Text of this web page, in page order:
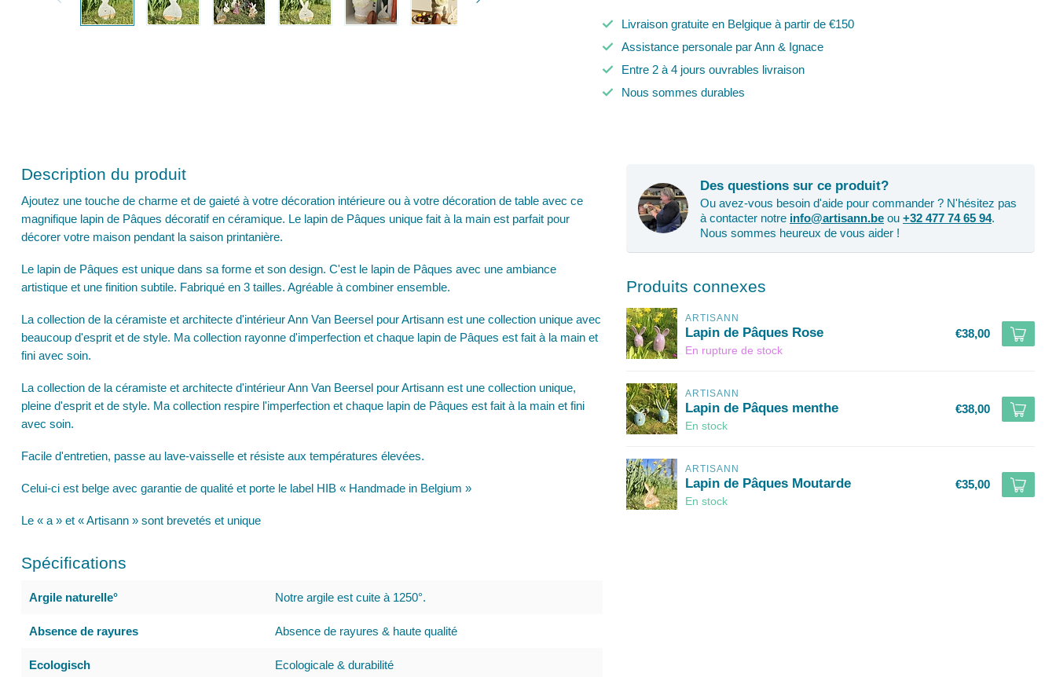
Livraison gratuite en Belgique à partir de €150
Assistance personale par Ann & Ignace
Entre 2 à 4 jours ouvrables livraison
Nous sommes durables
Description du produit
Ajoutez une touche de charme et de gaieté à votre décoration intérieure ou à votre décoration de table avec ce
magnifique lapin de Pâques décoratif en céramique. Le lapin de Pâques unique fait à la main est parfait pour
décorer votre maison pendant la saison printanière.
Le lapin de Pâques est unique dans sa forme et son design. C'est le lapin de Pâques avec une ambiance
artistique et une finition subtile. Fabriqué en 3 tailles. Agréable à combiner ensemble.
La collection de la céramiste et architecte d'intérieur Ann Van Beersel pour Artisann est une collection unique avec
beaucoup d'esprit et de style. Ma collection rayonne d'imperfection et chaque lapin de Pâques est fait à la main et
fini avec soin.
La collection de la céramiste et architecte d'intérieur Ann Van Beersel pour Artisann est une collection unique,
pleine d'esprit et de style. Ma collection respire l'imperfection et chaque lapin de Pâques est fait à la main et fini
avec soin.
Facile d'entretien, passe au lave-vaisselle et résiste aux températures élevées.
Celui-ci est belge avec garantie de qualité et porte le label HIB « Handmade in Belgium »
Le « a » et « Artisann » sont brevetés et unique
Spécifications
Argile naturelle° Notre argile est cuite à 1250°.
Absence de rayures Absence de rayures & haute qualité
Ecologisch Ecologicale & durabilité
Des questions sur ce produit?
Ou avez-vous besoin d'aide pour commander ? N'hésitez pas
à contacter notre info@artisann.be ou +32 477 74 65 94.
Nous sommes heureux de vous aider !
Produits connexes
ARTISANN
Lapin de Pâques Rose
En rupture de stock
€38,00
ARTISANN
Lapin de Pâques menthe
En stock
€38,00
ARTISANN
Lapin de Pâques Moutarde
En stock
€35,00